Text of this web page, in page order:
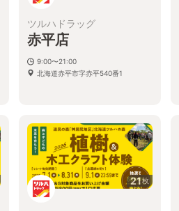
ツルハドラッグ
赤平店
9:00〜21:00
北海道赤平市字赤平540番1
21枚